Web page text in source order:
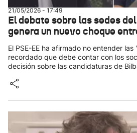
21/05/2026 - 17:49
El debate sobre las sedes
genera un nuevo choque
El PSE-EE ha afirmado no entender
recordado que debe contar con los
decisión sobre las candidaturas de